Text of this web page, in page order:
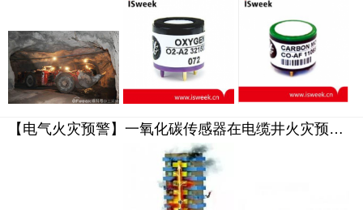
【电气火灾预警】一氧化碳传感器在电缆井火灾预警中的重要作用